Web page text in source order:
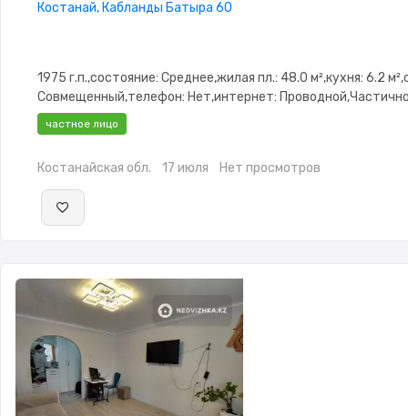
Костанай, Кабланды Батыра 60
1975 г.п.,состояние: Среднее,жилая пл.: 48.0 м²,кухня: 6.2
Совмещенный,телефон: Нет,интернет:
меблирована,Частично меблирована,Домофон
частное лицо
Костанайская обл. 17 июля Нет просмотров